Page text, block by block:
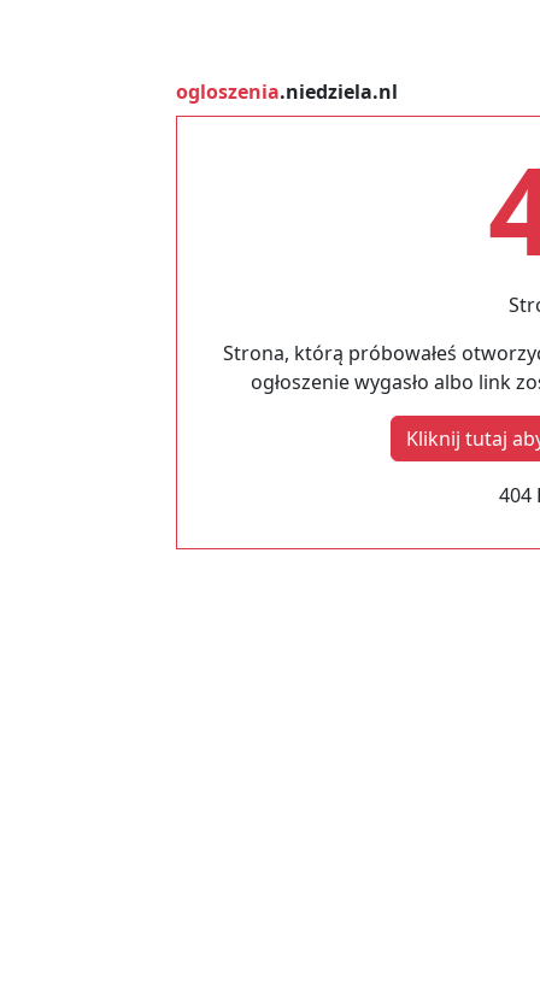
ogloszenia.niedziela.nl
Strona, którą próbowałeś
ogłoszenie wygasło albo link
Kliknij tutaj
404